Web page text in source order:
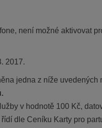
není možné aktivovat
2017.
jedna z níže uvedených
v hodnotě 100 Kč,
dle Ceníku Karty pro